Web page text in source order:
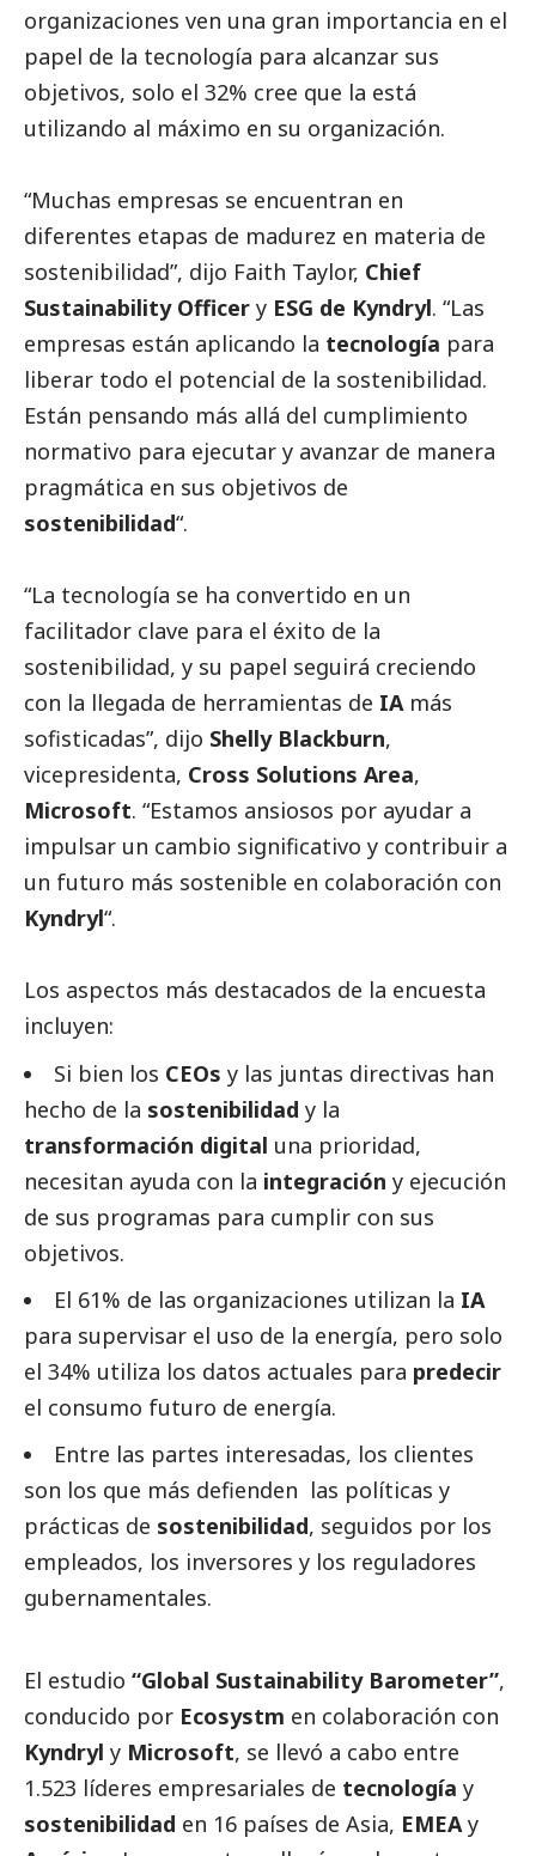
organizaciones ven una gran importancia en el
papel de la tecnología para alcanzar sus
objetivos, solo el 32% cree que la está
utilizando al máximo en su organización.
“Muchas empresas se encuentran en
diferentes etapas de madurez en materia de
sostenibilidad”, dijo Faith Taylor, Chief
Sustainability Officer y ESG de Kyndryl. “Las
empresas están aplicando la tecnología para
liberar todo el potencial de la sostenibilidad.
Están pensando más allá del cumplimiento
normativo para ejecutar y avanzar de manera
pragmática en sus objetivos de
sostenibilidad“.
“La tecnología se ha convertido en un
facilitador clave para el éxito de la
sostenibilidad, y su papel seguirá creciendo
con la llegada de herramientas de IA más
sofisticadas”, dijo Shelly Blackburn,
vicepresidenta, Cross Solutions Area,
Microsoft. “Estamos ansiosos por ayudar a
impulsar un cambio significativo y contribuir a
un futuro más sostenible en colaboración con
Kyndryl“.
Los aspectos más destacados de la encuesta
incluyen:
Si bien los CEOs y las juntas directivas han
hecho de la sostenibilidad y la
transformación digital una prioridad,
necesitan ayuda con la integración y ejecución
de sus programas para cumplir con sus
objetivos.
El 61% de las organizaciones utilizan la IA
para supervisar el uso de la energía, pero solo
el 34% utiliza los datos actuales para predecir
el consumo futuro de energía.
Entre las partes interesadas, los clientes
son los que más defienden las políticas y
prácticas de sostenibilidad, seguidos por los
empleados, los inversores y los reguladores
gubernamentales.
El estudio “Global Sustainability Barometer”,
conducido por Ecosystm en colaboración con
Kyndryl y Microsoft, se llevó a cabo entre
1.523 líderes empresariales de tecnología y
sostenibilidad en 16 países de Asia, EMEA y